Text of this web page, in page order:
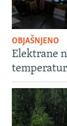
OBJAŠNJENO
Elektrane